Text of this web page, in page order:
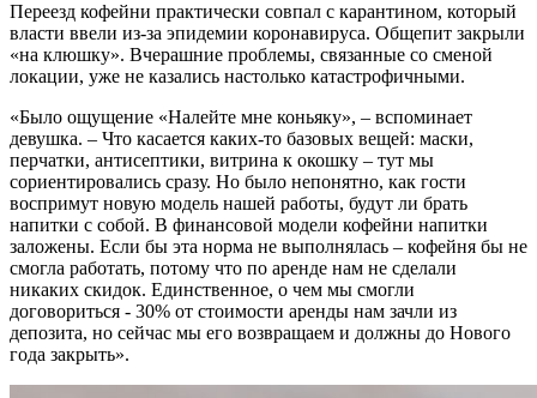
Переезд кофейни практически совпал с карантином, который
власти ввели из-за эпидемии коронавируса. Общепит закрыли
«на клюшку». Вчерашние проблемы, связанные со сменой
локации, уже не казались настолько катастрофичными.
«Было ощущение «Налейте мне коньяку», – вспоминает
девушка. – Что касается каких-то базовых вещей: маски,
перчатки, антисептики, витрина к окошку – тут мы
сориентировались сразу. Но было непонятно, как гости
воспримут новую модель нашей работы, будут ли брать
напитки с собой. В финансовой модели кофейни напитки
заложены. Если бы эта норма не выполнялась – кофейня бы не
смогла работать, потому что по аренде нам не сделали
никаких скидок. Единственное, о чем мы смогли
договориться - 30% от стоимости аренды нам зачли из
депозита, но сейчас мы его возвращаем и должны до Нового
года закрыть».